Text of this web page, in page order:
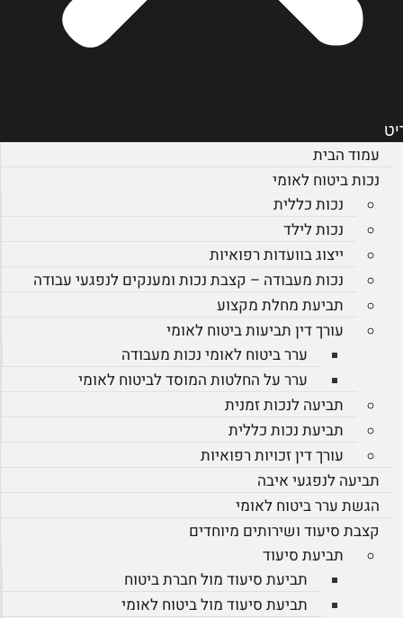
עמוד הבית
נכות ביטוח לאומי
נכות כללית
נכות לילד
ייצוג בוועדות רפואיות
נכות מעבודה – קצבת נכות ומענקים לנפגעי עבודה
תביעת מחלת מקצוע
עורך דין תביעות ביטוח לאומי
ערר ביטוח לאומי נכות מעבודה
ערר על החלטות המוסד לביטוח לאומי
תביעה לנכות זמנית
תביעת נכות כללית
עורך דין זכויות רפואיות
תביעה לנפגעי איבה
הגשת ערר ביטוח לאומי
קצבת סיעוד ושירותים מיוחדים
תביעת סיעוד
תביעת סיעוד מול חברת ביטוח
תביעת סיעוד מול ביטוח לאומי